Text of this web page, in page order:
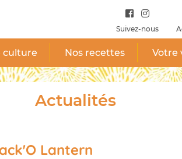
Suivez-nous
culture Nos recettes Votre
Actualités
Lantern